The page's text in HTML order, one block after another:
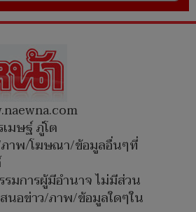
มษฐ์ ภู่โต
าพ/โฆษณา/ข้อมูลอื่นๆที่
มการผู้มีอำนาจ ไม่มีส่วน
นอข่าว/ภาพ/ข้อมูลใดๆใน